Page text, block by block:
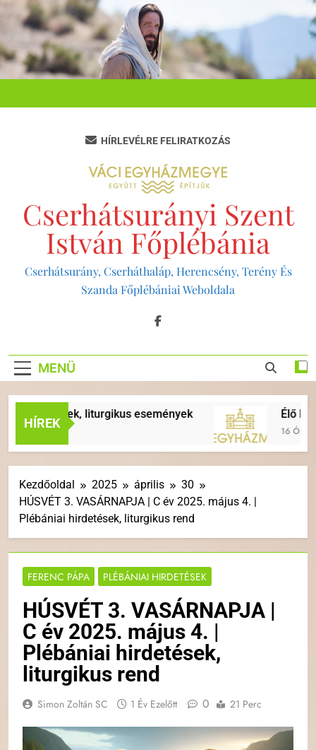
Ugrás
tartalomra
Cserhátsurányi Szent
István Főplébánia
Cserhátsurány, Cserháthaláp, Herencsény, Terény És
Szanda Főplébániai Weboldala
HÍRLEVÉLRE FELIRATKOZÁS
MENÜ
HÍREK
liturgikus események Élő kövek
16 Óra Ezelőtt
Kezdőoldal 2025 április
30
HÚSVÉT 3. VASÁRNAPJA | C év 2025. május 4. |
Plébániai hirdetések, liturgikus rend
FERENC PÁPA PLÉBÁNIAI HIRDETÉSEK
HÚSVÉT 3. VASÁRNAPJA |
C év 2025. május 4. |
Plébániai hirdetések,
liturgikus rend
Simon Zoltán SC 1 Év Ezelőtt 0 21 Perc